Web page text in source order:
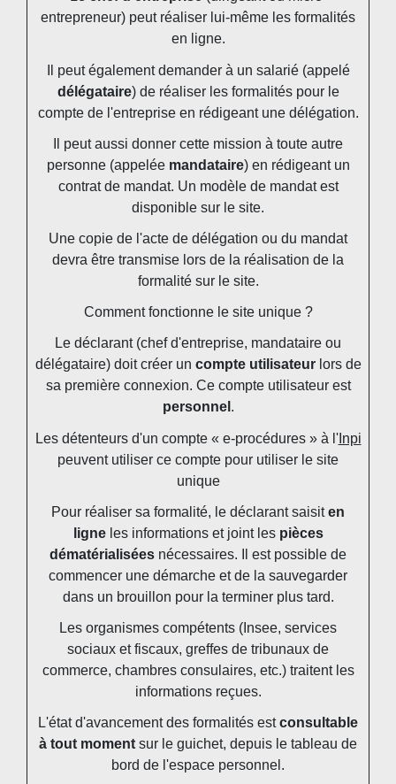
entrepreneur) peut réaliser lui-même les formalités
en ligne.
Il peut également demander à un salarié (appelé
délégataire) de réaliser les formalités pour le
compte de l'entreprise en rédigeant une délégation.
Il peut aussi donner cette mission à toute autre
personne (appelée mandataire) en rédigeant un
contrat de mandat. Un modèle de mandat est
disponible sur le site.
Une copie de l'acte de délégation ou du mandat
devra être transmise lors de la réalisation de la
formalité sur le site.
Comment fonctionne le site unique ?
Le déclarant (chef d'entreprise, mandataire ou
délégataire) doit créer un compte utilisateurlors de
sa première connexion. Ce compte utilisateur est
personnel .
Les détenteurs d'un compte « e-procédures » à l'Inpi
peuvent utiliser ce compte pour utiliser le site
unique
Pour réaliser sa formalité, le déclarant saisiten
ligneles informations et joint les pièces
dématérialisées nécessaires. Il est possible de
commencer une démarche et de la sauvegarder
dans un brouillon pour la terminer plus tard.
Les organismes compétents (Insee, services
sociaux et fiscaux, greffes de tribunaux de
commerce, chambres consulaires, etc.) traitent les
informations reçues.
L'état d'avancement des formalités estconsultable
à tout moment sur le guichet, depuis le tableau de
bord de l'espace personnel.